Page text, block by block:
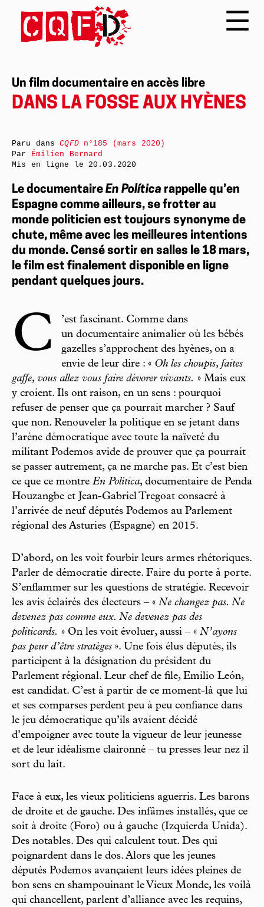
Un film documentaire en accès libre
DANS LA FOSSE AUX HYÈNES
Le documentaire En Política rappelle qu’en
Espagne comme ailleurs, se frotter au
monde politicien est toujours synonyme de
chute, même avec les meilleures intentions
du monde. Censé sortir en salles le 18 mars,
le film est finalement disponible en ligne
pendant quelques jours.
C
’est fascinant. Comme dans
un documentaire animalier où les bébés
gazelles s’approchent des hyènes, on a
envie de leur dire : « Oh les choupis, faites
gaffe, vous allez vous faire dévorer vivants. » Mais eux
y croient. Ils ont raison, en un sens : pourquoi
refuser de penser que ça pourrait marcher ? Sauf
que non. Renouveler la politique en se jetant dans
l’arène démocratique avec toute la naïveté du
militant Podemos avide de prouver que ça pourrait
se passer autrement, ça ne marche pas. Et c’est bien
ce que ce montre En Política, documentaire de Penda
Houzangbe et Jean-Gabriel Tregoat consacré à
l’arrivée de neuf députés Podemos au Parlement
régional des Asturies (Espagne) en 2015.
D’abord, on les voit fourbir leurs armes rhétoriques.
Parler de démocratie directe. Faire du porte à porte.
S’enflammer sur les questions de stratégie. Recevoir
les avis éclairés des électeurs – « Ne changez pas. Ne
devenez pas comme eux. Ne devenez pas des
politicards. » On les voit évoluer, aussi – « N’ayons
pas peur d’être stratèges ». Une fois élus députés, ils
participent à la désignation du président du
Parlement régional. Leur chef de file, Emilio León,
est candidat. C’est à partir de ce moment-là que lui
et ses comparses perdent peu à peu confiance dans
le jeu démocratique qu’ils avaient décidé
d’empoigner avec toute la vigueur de leur jeunesse
et de leur idéalisme claironné – tu presses leur nez il
sort du lait.
Face à eux, les vieux politiciens aguerris. Les barons
de droite et de gauche. Des infâmes installés, que ce
soit à droite (Foro) ou à gauche (Izquierda Unida).
Des notables. Des qui calculent tout. Des qui
poignardent dans le dos. Alors que les jeunes
députés Podemos avançaient leurs idées pleines de
bon sens en shampouinant le Vieux Monde, les voilà
qui chancellent, parlent d’alliance avec les requins,
Paru dansCQFDn°185 (mars 2020)
Par Émilien Bernard
Mis en ligne le 20.03.2020